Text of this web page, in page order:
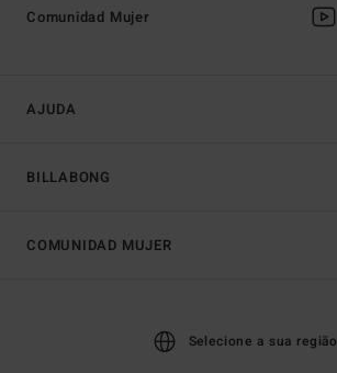
AJUDA
BILLABONG
Comunidad Mujer
COMUNIDAD MUJER
Selecione a sua região